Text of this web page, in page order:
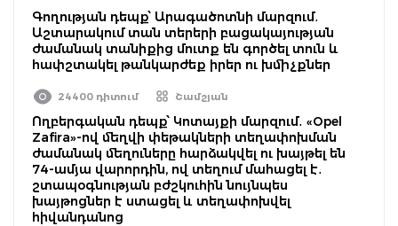
Գողության դեպք՝ Արագածոտնի մարզում․
Աշտարակում տան տերերի բացակայության
ժամանակ տանիքից մուտք են գործել տուն և
հափշտակել թանկարժեք իրեր ու խմիչքներ
24400 դիտում Շամշյան
Ողբերգական դեպք՝ Կոտայքի մարզում․ «Opel
Zafira»-ով մեղվի փեթակների տեղափոխման
ժամանակ մեղուները հարձակվել ու խայթել են
74-ամյա վարորդին, ով տեղում մահացել է․
շտապօգնության բժշկուհին նույնպես
խայթոցներ է ստացել և տեղափոխվել
հիվանդանոց